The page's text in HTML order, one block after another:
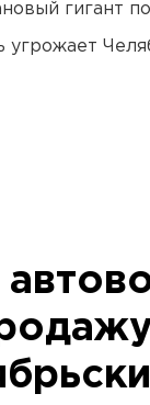
гигант
угрожает